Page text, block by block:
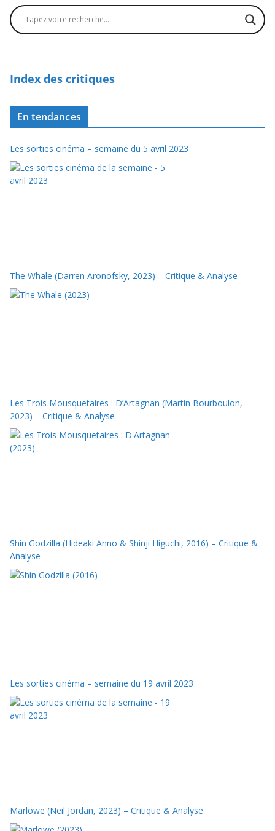
Index des critiques
En tendances
Les sorties cinéma – semaine du 5 avril 2023
The Whale (Darren Aronofsky, 2023) – Critique & Analyse
Les Trois Mousquetaires : D’Artagnan (Martin Bourboulon,
2023) – Critique & Analyse
Shin Godzilla (Hideaki Anno & Shinji Higuchi, 2016) – Critique &
Analyse
Les sorties cinéma – semaine du 19 avril 2023
Marlowe (Neil Jordan, 2023) – Critique & Analyse